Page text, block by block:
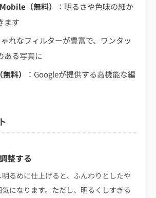
（無料）
：明るさや色味の細か
ます
ゃれなフィルターが豊富で、ワンタッ
ある写真に
料）
：Googleが提供する高機能な編
整する
るめに仕上げると、ふんわりとしたや
気になります。ただし、明るくしすぎる